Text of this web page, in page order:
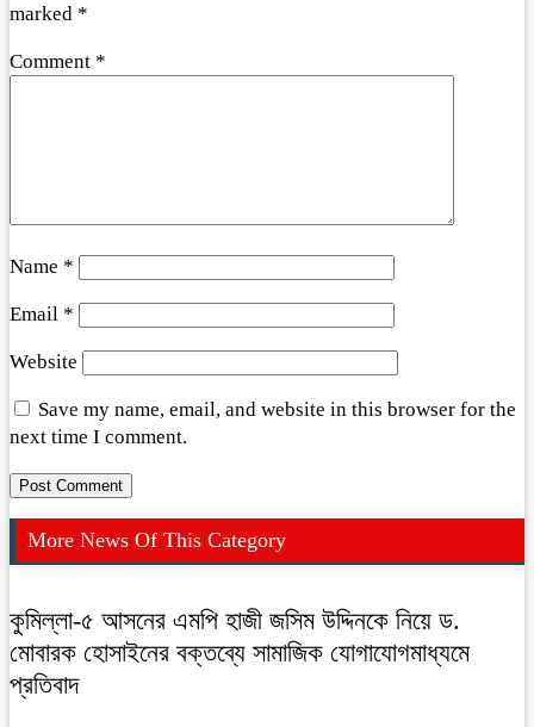
marked *
Comment *
Name *
Email *
Website
Save my name, email, and website in this browser for the
next time I comment.
More News Of This Category
কুমিল্লা-৫ আসনের এমপি হাজী জসিম উদ্দিনকে নিয়ে ড.
মোবারক হোসাইনের বক্তব্যে সামাজিক যোগাযোগমাধ্যমে
প্রতিবাদ